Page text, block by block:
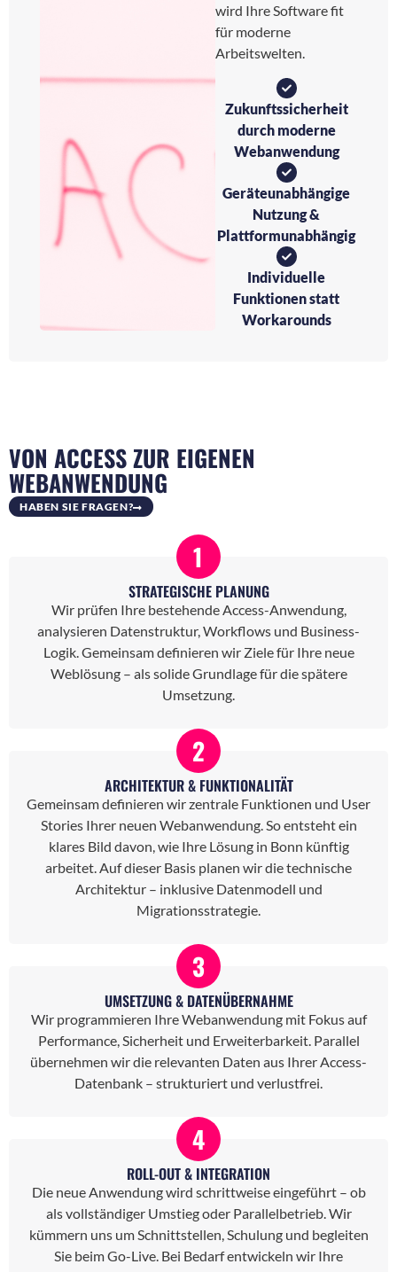
wird Ihre Software fit
für moderne
Arbeitswelten.
Zukunftssicherheit
durch moderne
Webanwendung
Geräteunabhängige
Nutzung &
Plattformunabhängig
Individuelle
Funktionen statt
Workarounds
VON ACCESS ZUR EIGENEN
WEBANWENDUNG
HABEN SIE FRAGEN?
1
STRATEGISCHE PLANUNG
Wir prüfen Ihre bestehende Access-Anwendung,
analysieren Datenstruktur, Workflows und Business-
Logik. Gemeinsam definieren wir Ziele für Ihre neue
Weblösung – als solide Grundlage für die spätere
Umsetzung.
2
ARCHITEKTUR & FUNKTIONALITÄT
Gemeinsam definieren wir zentrale Funktionen und User
Stories Ihrer neuen Webanwendung. So entsteht ein
klares Bild davon, wie Ihre Lösung in Bonn künftig
arbeitet. Auf dieser Basis planen wir die technische
Architektur – inklusive Datenmodell und
Migrationsstrategie.
3
UMSETZUNG & DATENÜBERNAHME
Wir programmieren Ihre Webanwendung mit Fokus auf
Performance, Sicherheit und Erweiterbarkeit. Parallel
übernehmen wir die relevanten Daten aus Ihrer Access-
Datenbank – strukturiert und verlustfrei.
4
ROLL-OUT & INTEGRATION
Die neue Anwendung wird schrittweise eingeführt – ob
als vollständiger Umstieg oder Parallelbetrieb. Wir
kümmern uns um Schnittstellen, Schulung und begleiten
Sie beim Go-Live. Bei Bedarf entwickeln wir Ihre